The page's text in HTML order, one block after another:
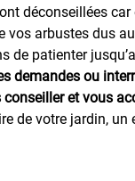
déconseillées car
vos arbustes dus
de patienter
demandes ou
conseiller et vous
de votre jardin, un